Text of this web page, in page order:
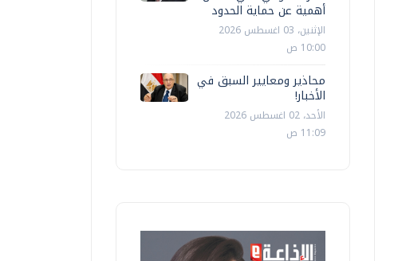
أهمية عن حماية الحدود
الإثنين، 03 اغسطس 2026
10:00 ص
محاذير ومعايير السبق في
الأخبار!
الأحد، 02 اغسطس 2026
11:09 ص